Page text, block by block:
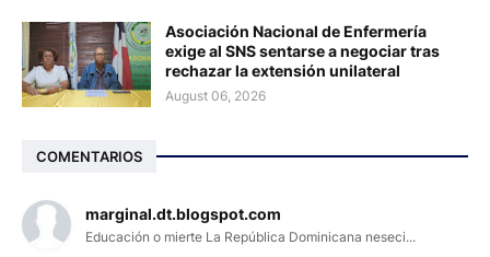
Asociación Nacional de Enfermería
exige al SNS sentarse a negociar tras
rechazar la extensión unilateral
August 06, 2026
COMENTARIOS
marginal.dt.blogspot.com
Educación o mierte La República Dominicana neseci...